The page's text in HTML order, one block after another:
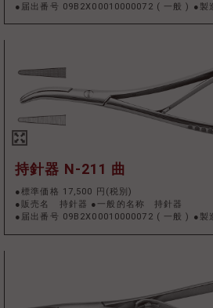
●届出番号 09B2X00010000072 ( 一般) ●製
持針器 N-211 曲
●標準価格 17,500 円(税別)
●販売名 持針器 ●一般的名称 持針器
●届出番号 09B2X00010000072 ( 一般 ) ●製